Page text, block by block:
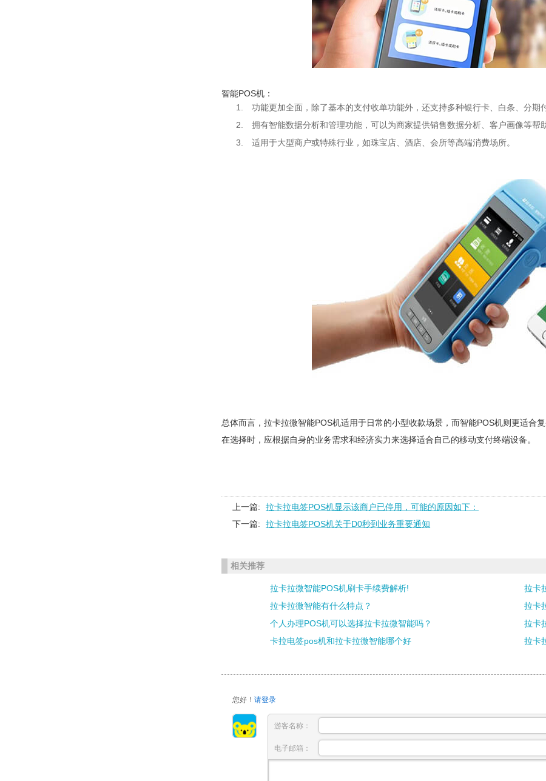
智能POS机：
功能更加全面，除了基本的支付收单功能外，还支持多种银行卡、白条、分期
拥有智能数据分析和管理功能，可以为商家提供销售数据分析、客户画像等帮
适用于大型商户或特殊行业，如珠宝店、酒店、会所等高端消费场所。
总体而言，拉卡拉微智能POS机适用于日常的小型收款场景，而智能POS机则更适合
在选择时，应根据自身的业务需求和经济实力来选择适合自己的移动支付终端设备。
上一篇:
拉卡拉电签POS机显示该商户已停用，可能的原因如下：
下一篇:
拉卡拉电签POS机关于D0秒到业务重要通知
相关推荐
拉卡拉微智能POS机刷卡手续费解析!
拉卡
拉卡拉微智能有什么特点？
拉卡
个人办理POS机可以选择拉卡拉微智能吗？
拉卡
卡拉电签pos机和拉卡拉微智能哪个好
拉卡
您好！请登录
游客名称：
电子邮箱：